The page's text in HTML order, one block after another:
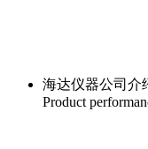
海达仪器公司介
Product